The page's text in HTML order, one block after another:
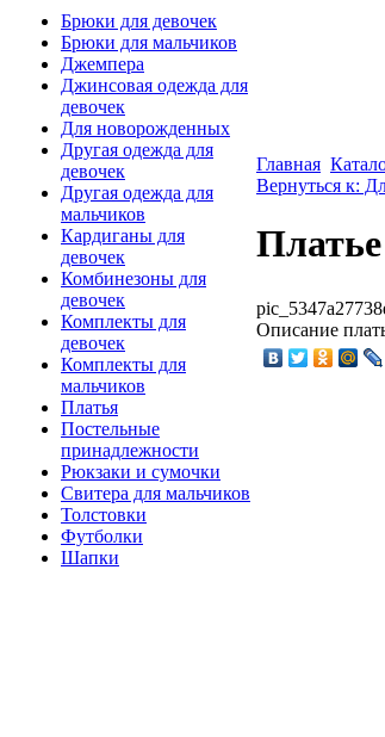
Брюки для девочек
Брюки для мальчиков
Джемпера
Джинсовая одежда для
девочек
Для новорожденных
Другая одежда для
девочек
Другая одежда для
мальчиков
Кардиганы для
девочек
Комбинезоны для
девочек
Комплекты для
девочек
Комплекты для
мальчиков
Платья
Постельные
принадлежности
Рюкзаки и сумочки
Свитера для мальчиков
Толстовки
Футболки
Шапки
Главная
Вернуться к:
Описание